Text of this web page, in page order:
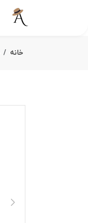
خانه